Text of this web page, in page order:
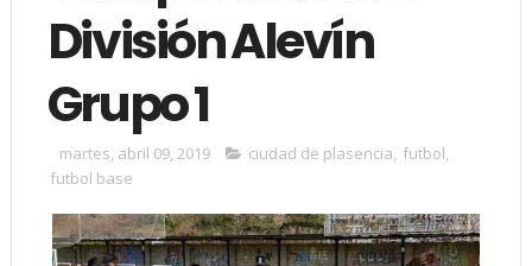
División Alevín
Grupo 1
martes, abril 09, 2019 ciudad de plasencia, futbol,
futbol base